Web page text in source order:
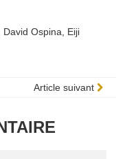
David Ospina
Eiji
Article suivant